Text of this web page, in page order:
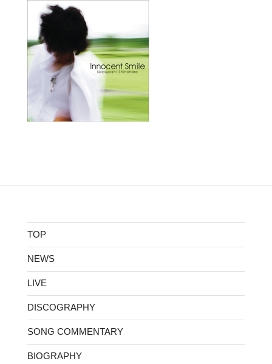
TOP
NEWS
LIVE
DISCOGRAPHY
SONG COMMENTARY
BIOGRAPHY